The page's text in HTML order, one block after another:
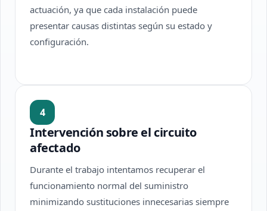
actuación, ya que cada instalación puede
presentar causas distintas según su estado y
configuración.
4
Intervención sobre el circuito
afectado
Durante el trabajo intentamos recuperar el
funcionamiento normal del suministro
minimizando sustituciones innecesarias siempre